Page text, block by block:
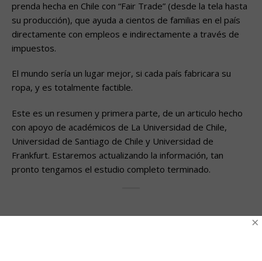
prenda hecha en Chile con “Fair Trade” (desde la tela hasta
su producción), que ayuda a cientos de familias en el país
directamente con empleos e indirectamente a través de
impuestos.
El mundo sería un lugar mejor, si cada país fabricara su
ropa, y es totalmente factible.
Este es un resumen y primera parte, de un articulo hecho
con apoyo de académicos de La Universidad de Chile,
Universidad de Santiago de Chile y Universidad de
Frankfurt. Estaremos actualizando la información, tan
pronto tengamos el estudio completo terminado.
×